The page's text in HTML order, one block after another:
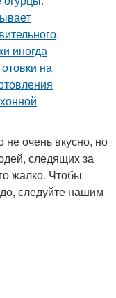
не очень вкусно, но
следящих за
жалко. Чтобы
следуйте нашим